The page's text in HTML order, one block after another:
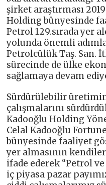
şirket araştırması
Holding bünyesinde
Petrol 129.sırada yer
yolunda önemli
Petrolcülük Taş. San.
sürecinde de ülke
sağlamaya devam
Sürdürülebilir
çalışmalarını
Kadooğlu Holding
Celal Kadooğlu
bünyesinde faaliyet
yer almasının
ifade ederek “Petrol
iç piyasa pazar